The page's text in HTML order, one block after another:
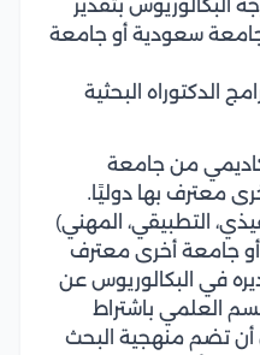
البكالوريوس بتقدير
سعودية أو جامعة
الدكتوراه البحثية
من جامعة
معترف بها دوليًا.
التطبيقي، المهني)
جامعة أخرى معترف
في البكالوريوس عن
العلمي باشتراط
أن تضم منهجية البحث